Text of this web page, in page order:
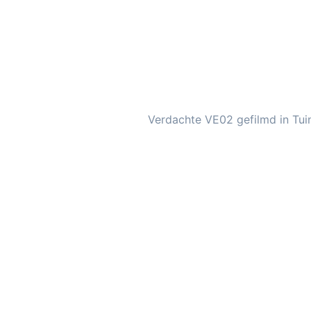
Verdachte VE02 gefilmd in